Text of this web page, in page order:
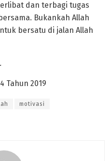
dan terbagi tugas
Bukankah Allah
bersatu di jalan Allah
Tahun 2019
motivasi